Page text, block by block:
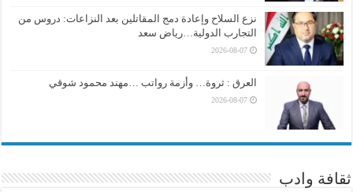
نزع السلاح وإعادة دمج المقاتلين بعد النزاعات: دروس من
التجارب الدولية…رياض سعد
2026-08-07
العرق : ثروة… وأزمة رواتب …مهند محمود شوقي
2026-08-07
ثقافة وادب